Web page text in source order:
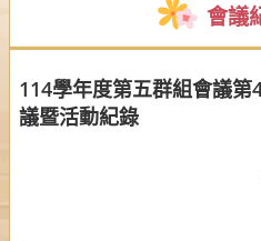
會議
114學年度第五群組會議
議暨活動紀錄